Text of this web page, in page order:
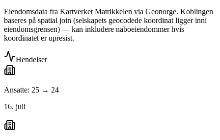
Eiendomsdata fra Kartverket Matrikkelen via Geonorge. Koblingen
baseres på spatial join (selskapets geocodede koordinat ligger inni
eiendomsgrensen) — kan inkludere naboeiendommer hvis
koordinatet er upresist.
Hendelser
Ansatte: 25 → 24
16. juli